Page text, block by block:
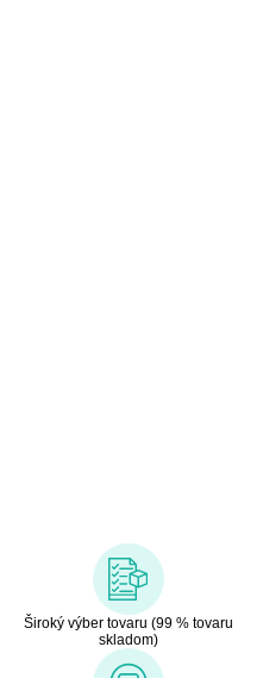
Široký výber tovaru (99 % tovaru
skladom)